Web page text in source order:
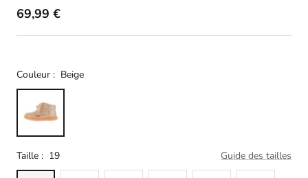
69,99 €
Couleur : Beige
Taille : 19 Guide des tailles